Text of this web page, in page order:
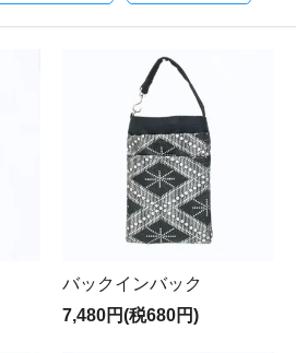
バックインバック
7,480円(税680円)